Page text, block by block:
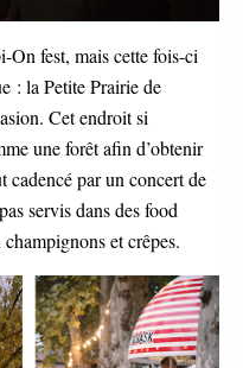
On fest, mais cette fois-ci
: la Petite Prairie de
Cet endroit si
une forêt afin d’obtenir
cadencé par un concert de
servis dans des food
et crêpes.